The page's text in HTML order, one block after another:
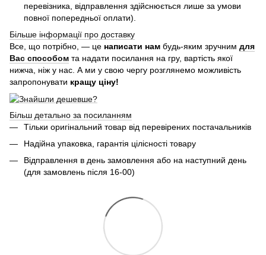
перевізника, відправлення здійснюється лише за умови
повної попередньої оплати).
Більше інформації про доставку
Все, що потрібно, — це написати нам будь-яким зручним для
Вас способом та надати посилання на гру, вартість якої
нижча, ніж у нас. А ми у свою чергу розглянемо можливість
запропонувати кращу ціну!
Більш детально за посиланням
Тільки оригінальний товар від перевірених постачальників
Надійна упаковка, гарантія цілісності товару
Відправлення в день замовлення або на наступний день
(для замовлень після 16-00)